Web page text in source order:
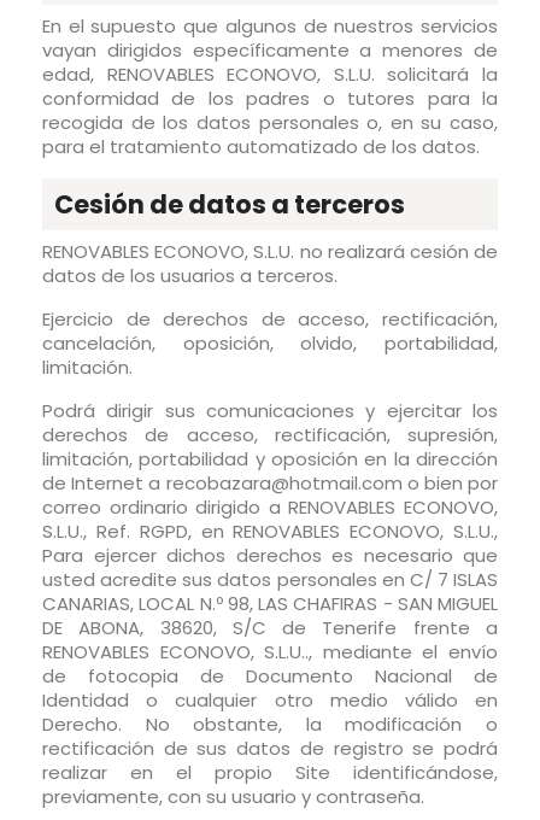
En el supuesto que algunos de nuestros servicios
vayan dirigidos específicamente a menores de
edad, RENOVABLES ECONOVO, S.L.U. solicitará la
conformidad de los padres o tutores para la
recogida de los datos personales o, en su caso,
para el tratamiento automatizado de los datos.
Cesión de datos a terceros
RENOVABLES ECONOVO, S.L.U. no realizará cesión de
datos de los usuarios a terceros.
Ejercicio de derechos de acceso, rectificación,
cancelación, oposición, olvido, portabilidad,
limitación.
Podrá dirigir sus comunicaciones y ejercitar los
derechos de acceso, rectificación, supresión,
limitación, portabilidad y oposición en la dirección
de Internet a recobazara@hotmail.com o bien por
correo ordinario dirigido a RENOVABLES ECONOVO,
S.L.U., Ref. RGPD, en RENOVABLES ECONOVO, S.L.U.,
Para ejercer dichos derechos es necesario que
usted acredite sus datos personales en C/ 7 ISLAS
CANARIAS, LOCAL N.º 98, LAS CHAFIRAS - SAN MIGUEL
DE ABONA, 38620, S/C de Tenerife frente a
RENOVABLES ECONOVO, S.L.U.., mediante el envío
de fotocopia de Documento Nacional de
Identidad o cualquier otro medio válido en
Derecho. No obstante, la modificación o
rectificación de sus datos de registro se podrá
realizar en el propio Site identificándose,
previamente, con su usuario y contraseña.